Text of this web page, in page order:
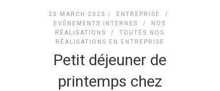
20 MARCH 2023 / ENTREPRISE
/
EVÉNEMENTS INTERNES
/
NOS
RÉALISATIONS
/TOUTES NOS
RÉALISATIONS EN ENTREPRISE
Petit déjeuner de
printemps chez